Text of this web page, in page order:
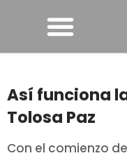
Así funciona
Tolosa Paz
Con el comienzo